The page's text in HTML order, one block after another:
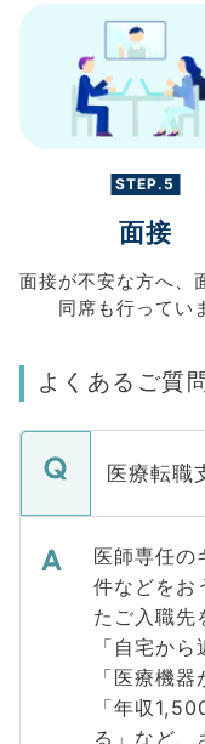
STEP.5
面接
面接が不安な方へ、
同席も行ってい
よくあるご質
医療転職
医師専任の
件などをお
たご入職先
「自宅か
「医療機
「年収
る」など、